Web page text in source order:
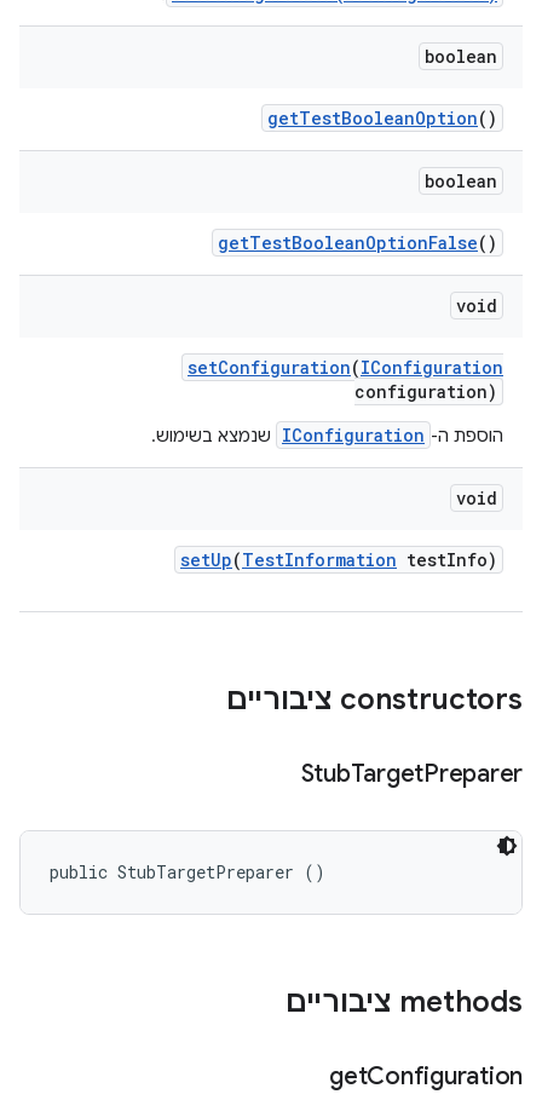
boolean
getTestBooleanOption()
boolean
getTestBooleanOptionFalse()
void
setConfiguration(IConfiguration
configuration)
הוספת ה- IConfiguration שנמצא בשימוש.
void
setUp(TestInformation testInfo)
‫constructors ציבוריים
StubTargetPreparer
public StubTargetPreparer ()
‫methods ציבוריים
getConfiguration